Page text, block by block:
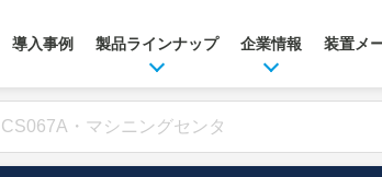
導入事例 製品ラインナップ 企業情報 装置メ